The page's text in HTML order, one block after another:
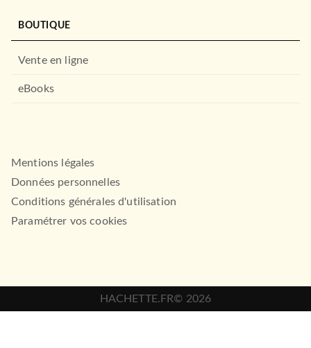
BOUTIQUE
Vente en ligne
eBooks
Mentions légales
Données personnelles
Conditions générales d'utilisation
Paramétrer vos cookies
HACHETTE.FR© 2026